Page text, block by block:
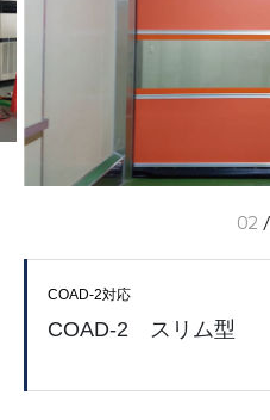
02 /
COAD-2対応
COAD-2 スリム型